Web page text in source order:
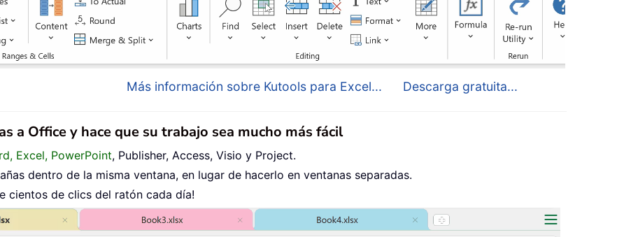
Más información sobre Kutools para Excel... Descarga gratuita...
a Office y hace que su trabajo sea mucho más fácil
Excel, PowerPoint, Publisher, Access, Visio y Project.
dentro de la misma ventana, en lugar de hacerlo en ventanas separadas.
cientos de clics del ratón cada día!